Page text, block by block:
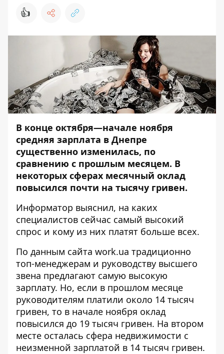
👍
В конце октября—начале ноября
средняя зарплата в Днепре
существенно изменилась, по
сравнению с прошлым месяцем. В
некоторых сферах месячный оклад
повысился почти на тысячу гривен.
Информатор выяснил, на каких
специалистов сейчас самый высокий
спрос и кому из них платят больше всех.
По данным сайта work.ua традиционно
топ-менеджерам и руководству высшего
звена предлагают самую высокую
зарплату. Но, если в прошлом месяце
руководителям платили около 14 тысяч
гривен, то в начале ноября оклад
повысился до 19 тысяч гривен. На втором
месте осталась сфера недвижимости с
неизменной зарплатой в 14 тысяч гривен.